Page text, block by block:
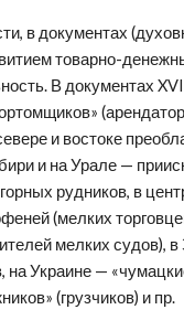
товарно-
В документах
и востоке
и на Урале —
горных рудников, в
(мелких
мелких судов),
Украине —
(грузчиков) и пр.